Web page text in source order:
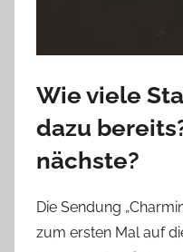
Wie viele
dazu
nächste?
Die Sendung
zum ersten Mal auf